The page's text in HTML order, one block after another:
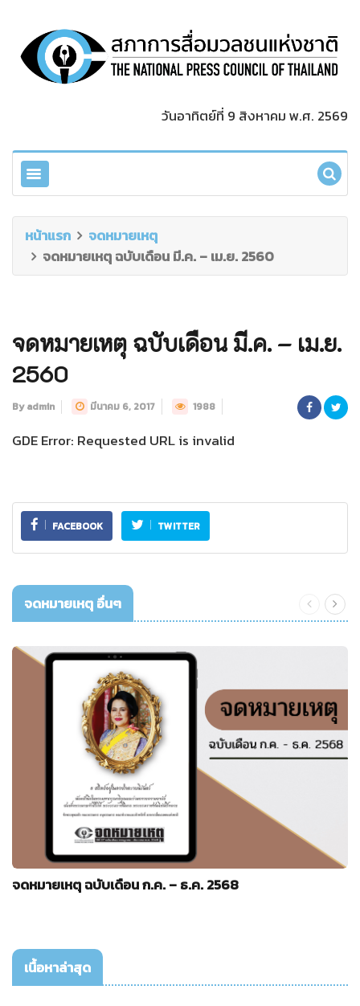
วันอาทิตย์ที่ 9 สิงหาคม พ.ศ. 2569
หน้าแรก
จดหมายเหตุ
จดหมายเหตุ ฉบับเดือน มี.ค. – เม.ย. 2560
จดหมายเหตุ ฉบับเดือน มี.ค. – เม.ย.
2560
By admin มีนาคม 6, 2017 1988
GDE Error: Requested URL is invalid
FACEBOOK TWITTER
จดหมายเหตุ อื่นๆ
จดหมายเหตุ ฉบับเดือน ก.ค. – ธ.ค. 2568
เนื้อหาล่าสุด